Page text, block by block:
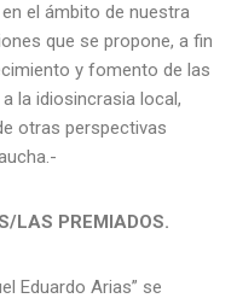
el ámbito de nuestra
que se propone, a fin
y fomento de las
la idiosincrasia local,
otras perspectivas
LAS PREMIADOS.
Eduardo Arias” se